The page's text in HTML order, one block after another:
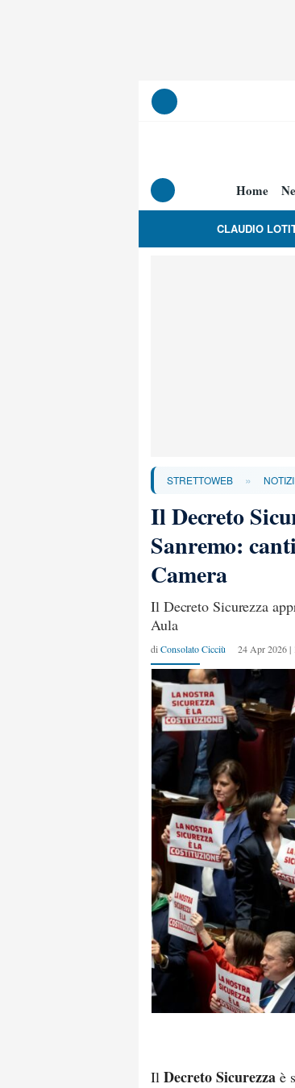
Home
CLAUDIO
STRETTOWEB »
Il Decreto
Sanremo:
Camera
Il Decreto Sicurezza
Aula
di Consolato Cicciù 24 Apr 2026 |
Il Decreto Sicurezza è